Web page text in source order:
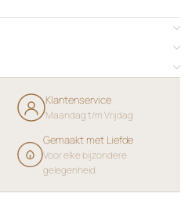
Klantenservice
Maandag t/m Vrijdag
Gemaakt met Liefde
Voor elke bijzondere
gelegenheid